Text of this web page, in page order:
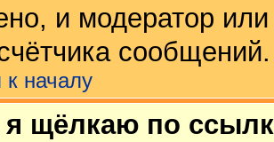
и модератор или
сообщений.
к началу
я щёлкаю по